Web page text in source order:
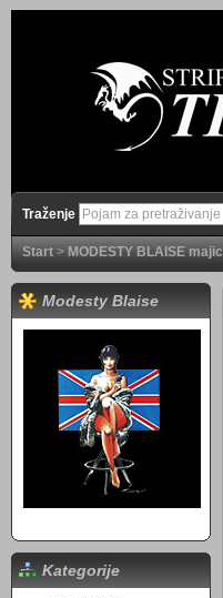
Traženje
Start > MODESTY BLAISE
Modesty Blaise
Kategorije